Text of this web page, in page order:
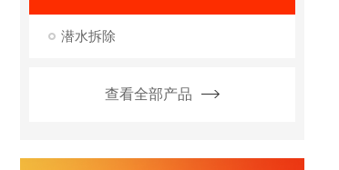
潜水拆除
查看全部产品